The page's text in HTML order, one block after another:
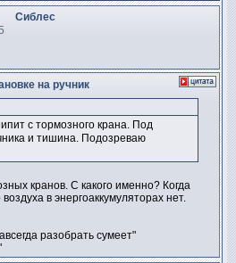
Сиблес
на ручник
с тормозного крана. Под
и тишина. Подозреваю
кранов. С какого именно? Когда
в энергоаккумуляторах нет.
разобрать сумеет"